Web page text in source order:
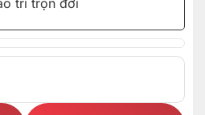
trì trọn đời